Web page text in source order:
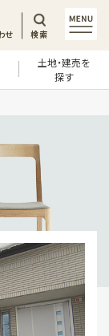
土地・建売を
探す
せ 検索